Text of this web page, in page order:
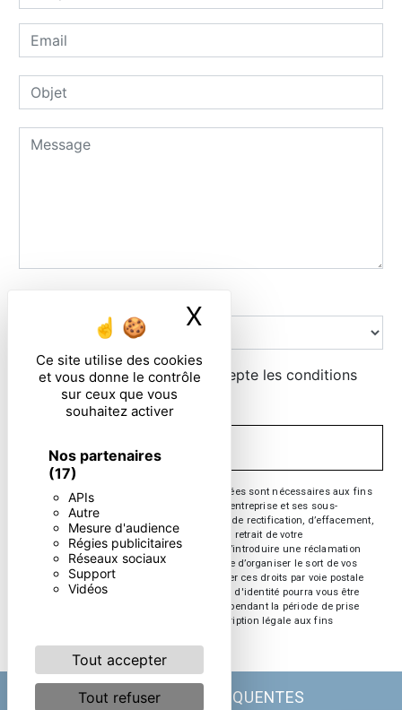
Ce site utilise des cookies
et vous donne le contrôle
sur ceux que vous
souhaitez activer
Nos partenaires
(17)
APIs
Autre
Mesure d'audience
Régies publicitaires
Réseaux sociaux
Support
Vidéos
Tout accepter
Tout refuser
X Masquer le
En cochant cette case, j'accepte les conditions
particulières ci-dessous **
** Les données personnelles communiquées sont nécessaires aux fins
de vous contacter. Elles sont destinées à l'entreprise et ses sous-
traitants. Vous disposez de droits d’accès, de rectification, d’effacement,
de portabilité, de limitation, d’opposition, de retrait de votre
consentement à tout moment et du droit d’introduire une réclamation
auprès d’une autorité de contrôle, ainsi que d’organiser le sort de vos
données post-mortem. Vous pouvez exercer ces droits par voie postale
ou par courrier électronique. Un justificatif d'identité pourra vous être
demandé. Nous conservons vos données pendant la période de prise
de contact puis pendant la durée de prescription légale aux fins
RECHERCHES FRÉQUENTES